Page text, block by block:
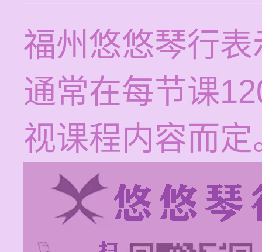
福州悠悠琴行
通常在每节课
视课程内容而定